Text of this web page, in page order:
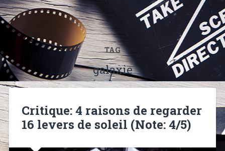
TAG
galaxie
Critique: 4 raisons de regarder
16 levers de soleil (Note: 4/5)